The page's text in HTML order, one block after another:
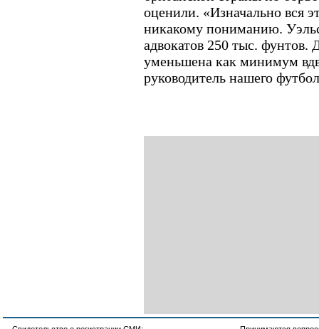
оценили. «Изначально вся
никакому пониманию.
адвокатов 250 тыс.
уменьшена как минимум
руководитель нашего